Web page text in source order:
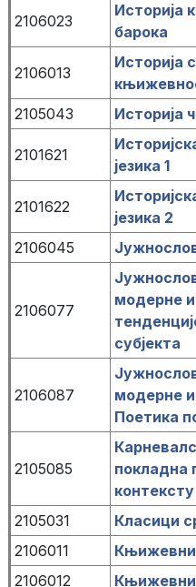
2106023
Историја
барока
2106013
Историја
2105043
Историја
2101621
језика 1
2101622
језика 2
2106045
2106077
модерне
субјекта
2106087
модерне
Поетика
2105085
покладна
контексту
2105031
Класици
2106011
Књижевни
2106012
Књижевни